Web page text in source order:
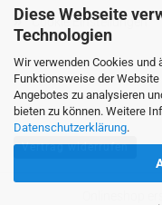
Diese Webseite
Technologien
Wir verwenden Cookies und
Funktionsweise der
Angebotes zu analysieren
bieten zu können. Weitere
Datenschutzerklärung.
Cookie Einstellungen
Vertrag widerrufen